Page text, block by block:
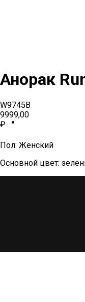
Анорак
W9745B
9999,00
₽
Пол: Женский
Основной цвет: